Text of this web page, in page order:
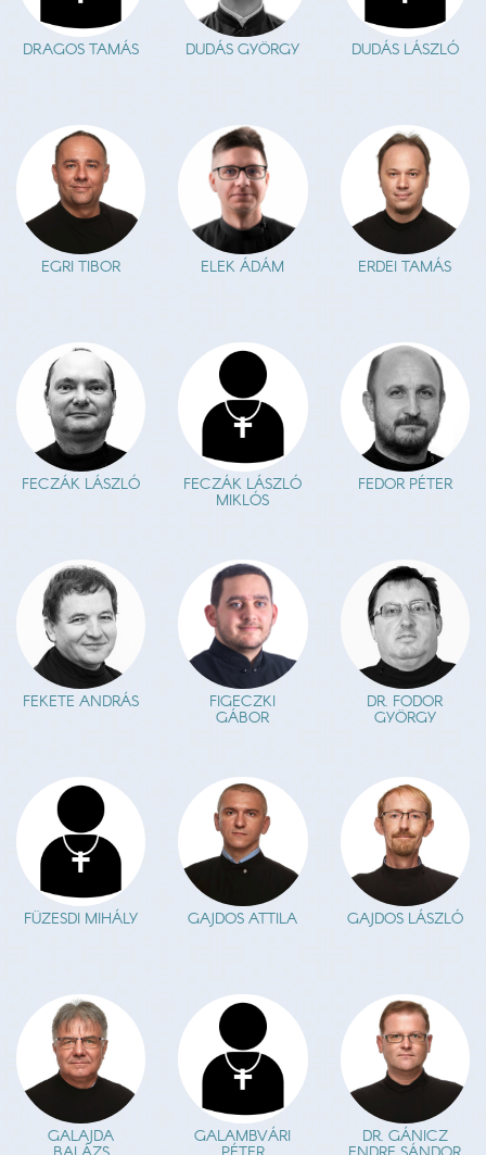
DRAGOS TAMÁS DUDÁS GYÖRGY DUDÁS LÁSZLÓ
EGRI TIBOR ELEK ÁDÁM ERDEI TAMÁS
FECZÁK LÁSZLÓ FECZÁK LÁSZLÓ
MIKLÓS
FEDOR PÉTER
FEKETE ANDRÁS FIGECZKI
GÁBOR
DR. FODOR
GYÖRGY
FÜZESDI MIHÁLY GAJDOS ATTILA GAJDOS LÁSZLÓ
GALAJDA GALAMBVÁRI DR. GÁNICZ